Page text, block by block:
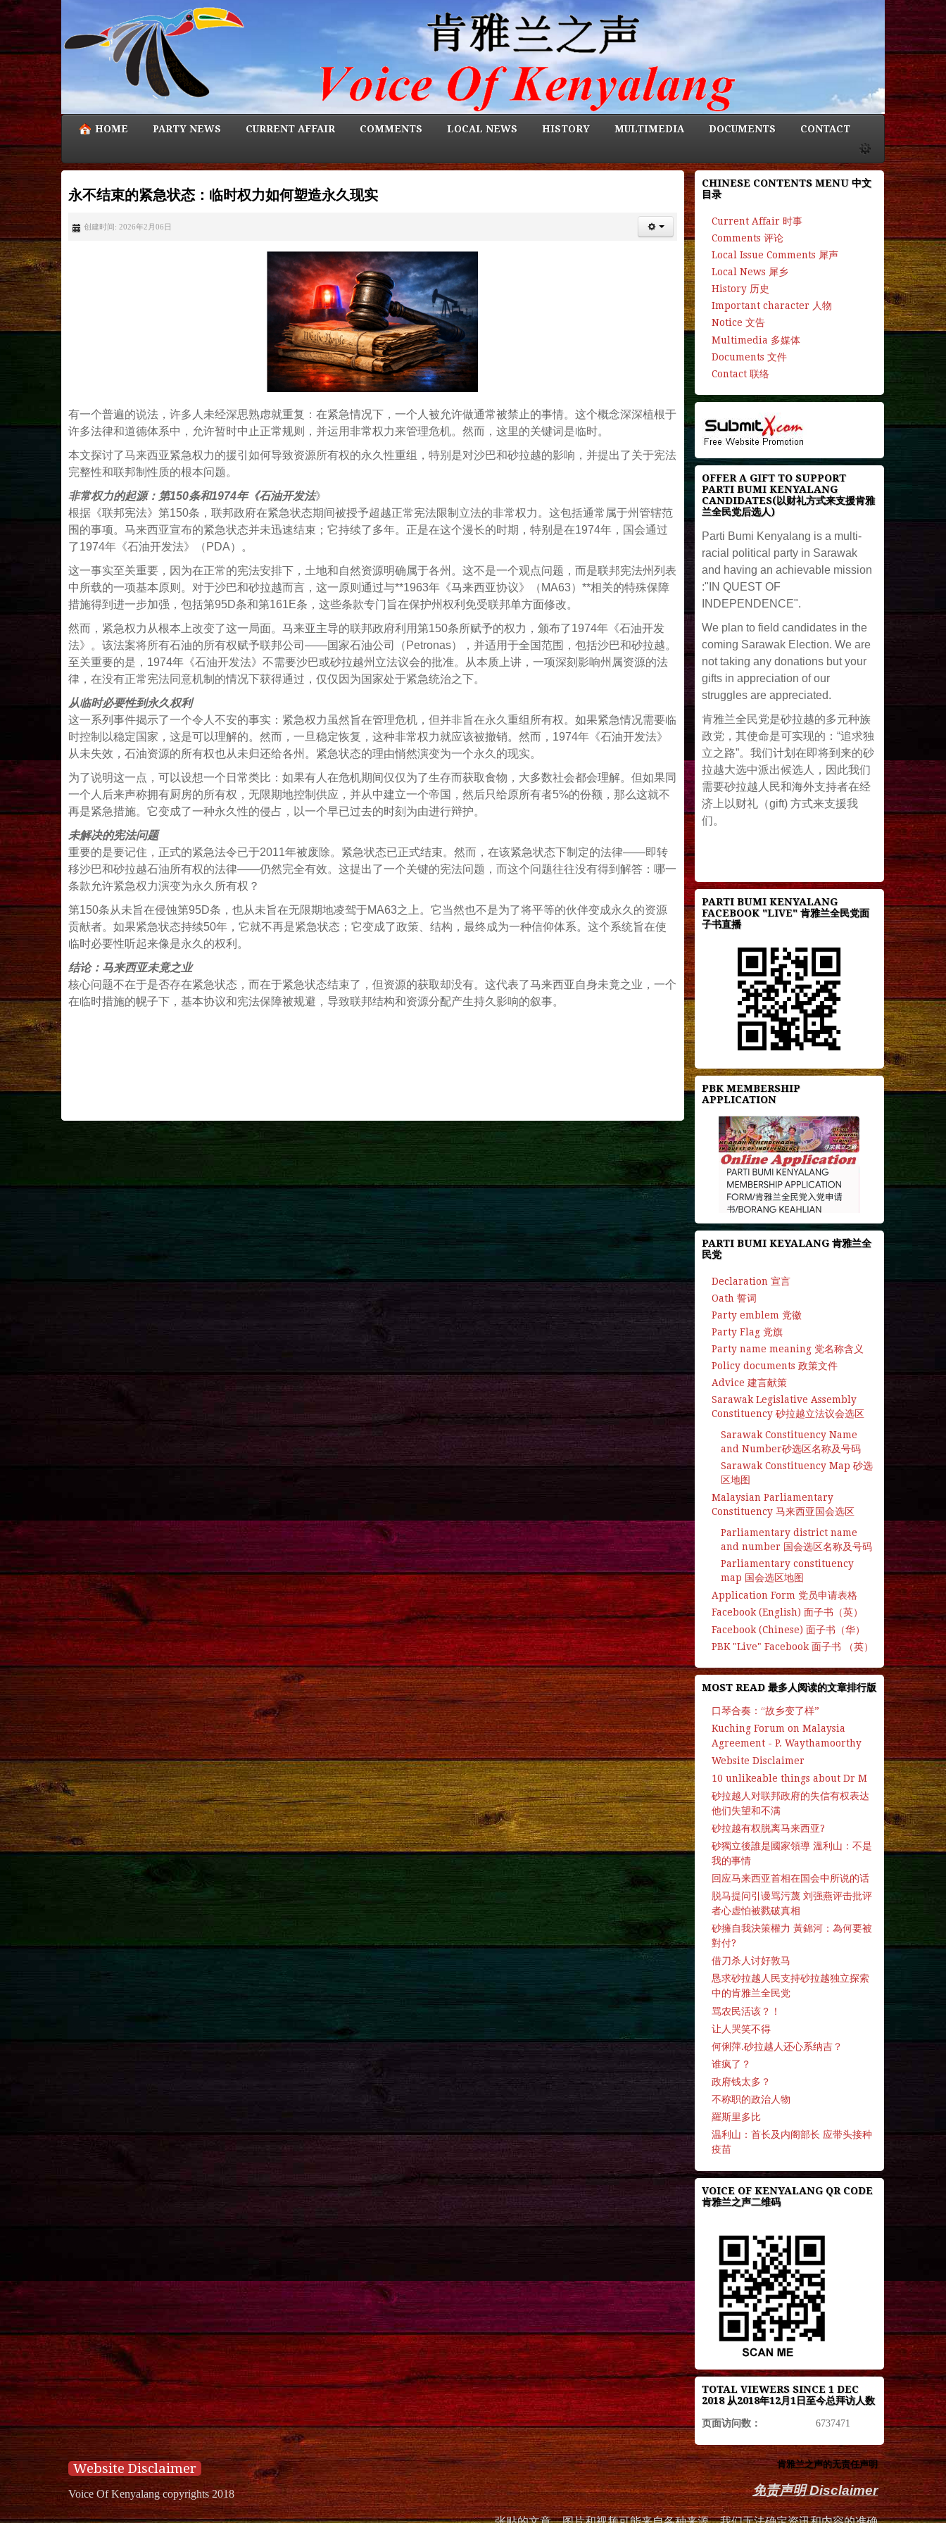
HOME PARTY NEWS CURRENT AFFAIR COMMENTS LOCAL NEWS HISTORY MULTIMEDIA DOCUMENTS CONTACT
永不结束的紧急状态：临时权力如何塑造永久现实
创建时间: 2026年2月06日
有一个普遍的说法，许多人未经深思熟虑就重复：在紧急情况下，一个人被允许做通常被禁止的事情。这个概念深深植根于
许多法律和道德体系中，允许暂时中止正常规则，并运用非常权力来管理危机。然而，这里的关键词是临时。
本文探讨了马来西亚紧急权力的援引如何导致资源所有权的永久性重组，特别是对沙巴和砂拉越的影响，并提出了关于宪法
完整性和联邦制性质的根本问题。
非常权力的起源：第150条和1974年《石油开发法》
根据《联邦宪法》第150条，联邦政府在紧急状态期间被授予超越正常宪法限制立法的非常权力。这包括通常属于州管辖范
围的事项。马来西亚宣布的紧急状态并未迅速结束；它持续了多年。正是在这个漫长的时期，特别是在1974年，国会通过
了1974年《石油开发法》（PDA）。
这一事实至关重要，因为在正常的宪法安排下，土地和自然资源明确属于各州。这不是一个观点问题，而是联邦宪法州列表
中所载的一项基本原则。对于沙巴和砂拉越而言，这一原则通过与**1963年《马来西亚协议》（MA63）**相关的特殊保障
措施得到进一步加强，包括第95D条和第161E条，这些条款专门旨在保护州权利免受联邦单方面修改。
然而，紧急权力从根本上改变了这一局面。马来亚主导的联邦政府利用第150条所赋予的权力，颁布了1974年《石油开发
法》。该法案将所有石油的所有权赋予联邦公司——国家石油公司（Petronas），并适用于全国范围，包括沙巴和砂拉越。
至关重要的是，1974年《石油开发法》不需要沙巴或砂拉越州立法议会的批准。从本质上讲，一项深刻影响州属资源的法
律，在没有正常宪法同意机制的情况下获得通过，仅仅因为国家处于紧急统治之下。
从临时必要性到永久权利
这一系列事件揭示了一个令人不安的事实：紧急权力虽然旨在管理危机，但并非旨在永久重组所有权。如果紧急情况需要临
时控制以稳定国家，这是可以理解的。然而，一旦稳定恢复，这种非常权力就应该被撤销。然而，1974年《石油开发法》
从未失效，石油资源的所有权也从未归还给各州。紧急状态的理由悄然演变为一个永久的现实。
为了说明这一点，可以设想一个日常类比：如果有人在危机期间仅仅为了生存而获取食物，大多数社会都会理解。但如果同
一个人后来声称拥有厨房的所有权，无限期地控制供应，并从中建立一个帝国，然后只给原所有者5%的份额，那么这就不
再是紧急措施。它变成了一种永久性的侵占，以一个早已过去的时刻为由进行辩护。
未解决的宪法问题
重要的是要记住，正式的紧急法令已于2011年被废除。紧急状态已正式结束。然而，在该紧急状态下制定的法律——即转
移沙巴和砂拉越石油所有权的法律——仍然完全有效。这提出了一个关键的宪法问题，而这个问题往往没有得到解答：哪一
条款允许紧急权力演变为永久所有权？
第150条从未旨在侵蚀第95D条，也从未旨在无限期地凌驾于MA63之上。它当然也不是为了将平等的伙伴变成永久的资源
贡献者。如果紧急状态持续50年，它就不再是紧急状态；它变成了政策、结构，最终成为一种信仰体系。这个系统旨在使
临时必要性听起来像是永久的权利。
结论：马来西亚未竟之业
核心问题不在于是否存在紧急状态，而在于紧急状态结束了，但资源的获取却没有。这代表了马来西亚自身未竟之业，一个
在临时措施的幌子下，基本协议和宪法保障被规避，导致联邦结构和资源分配产生持久影响的叙事。
CHINESE CONTENTS MENU 中文
目录
Current Affair 时事
Comments 评论
Local Issue Comments 犀声
Local News 犀乡
History 历史
Important character 人物
Notice 文告
Multimedia 多媒体
Documents 文件
Contact 联络
OFFER A GIFT TO SUPPORT
PARTI BUMI KENYALANG
CANDIDATES(以财礼方式来支援肯雅
兰全民党后选人)
Parti Bumi Kenyalang is a multi-
racial political party in Sarawak
and having an achievable mission
:"IN QUEST OF
INDEPENDENCE".
We plan to field candidates in the
coming Sarawak Election. We are
not taking any donations but your
gifts in appreciation of our
struggles are appreciated.
肯雅兰全民党是砂拉越的多元种族
政党，其使命是可实现的：“追求独
立之路”。我们计划在即将到来的砂
拉越大选中派出候选人，因此我们
需要砂拉越人民和海外支持者在经
济上以财礼（gift) 方式来支援我
们。
PARTI BUMI KENYALANG
FACEBOOK "LIVE" 肯雅兰全民党面
子书直播
PBK MEMBERSHIP
APPLICATION
PARTI BUMI KEYALANG 肯雅兰全
民党
Declaration 宣言
Oath 誓词
Party emblem 党徽
Party Flag 党旗
Party name meaning 党名称含义
Policy documents 政策文件
Advice 建言献策
Sarawak Legislative Assembly
Constituency 砂拉越立法议会选区
Sarawak Constituency Name
and Number砂选区名称及号码
Sarawak Constituency Map 砂选
区地图
Malaysian Parliamentary
Constituency 马来西亚国会选区
Parliamentary district name
and number 国会选区名称及号码
Parliamentary constituency
map 国会选区地图
Application Form 党员申请表格
Facebook (English) 面子书（英）
Facebook (Chinese) 面子书（华）
PBK "Live" Facebook 面子书 （英）
MOST READ 最多人阅读的文章排行版
口琴合奏：“故乡变了样”
Kuching Forum on Malaysia
Agreement - P. Waythamoorthy
Website Disclaimer
10 unlikeable things about Dr M
砂拉越人对联邦政府的失信有权表达
他们失望和不满
砂拉越有权脱离马来西亚?
砂獨立後誰是國家領導 溫利山：不是
我的事情
回应马来西亚首相在国会中所说的话
脱马提问引谩骂污蔑 刘强燕评击批评
者心虚怕被戮破真相
砂擁自我決策權力 黃錦河：為何要被
對付?
借刀杀人讨好敦马
恳求砂拉越人民支持砂拉越独立探索
中的肯雅兰全民党
骂农民活该？！
让人哭笑不得
何俐萍.砂拉越人还心系纳吉？
谁疯了？
政府钱太多？
不称职的政治人物
羅斯里多比
温利山：首长及内阁部长 应带头接种
疫苗
VOICE OF KENYALANG QR CODE
肯雅兰之声二维码
TOTAL VIEWERS SINCE 1 DEC
2018 从2018年12月1日至今总拜访人数
页面访问数： 6737471
Website Disclaimer
Voice Of Kenyalang copyrights 2018
肯雅兰之声的无责任声明
免责声明 Disclaimer